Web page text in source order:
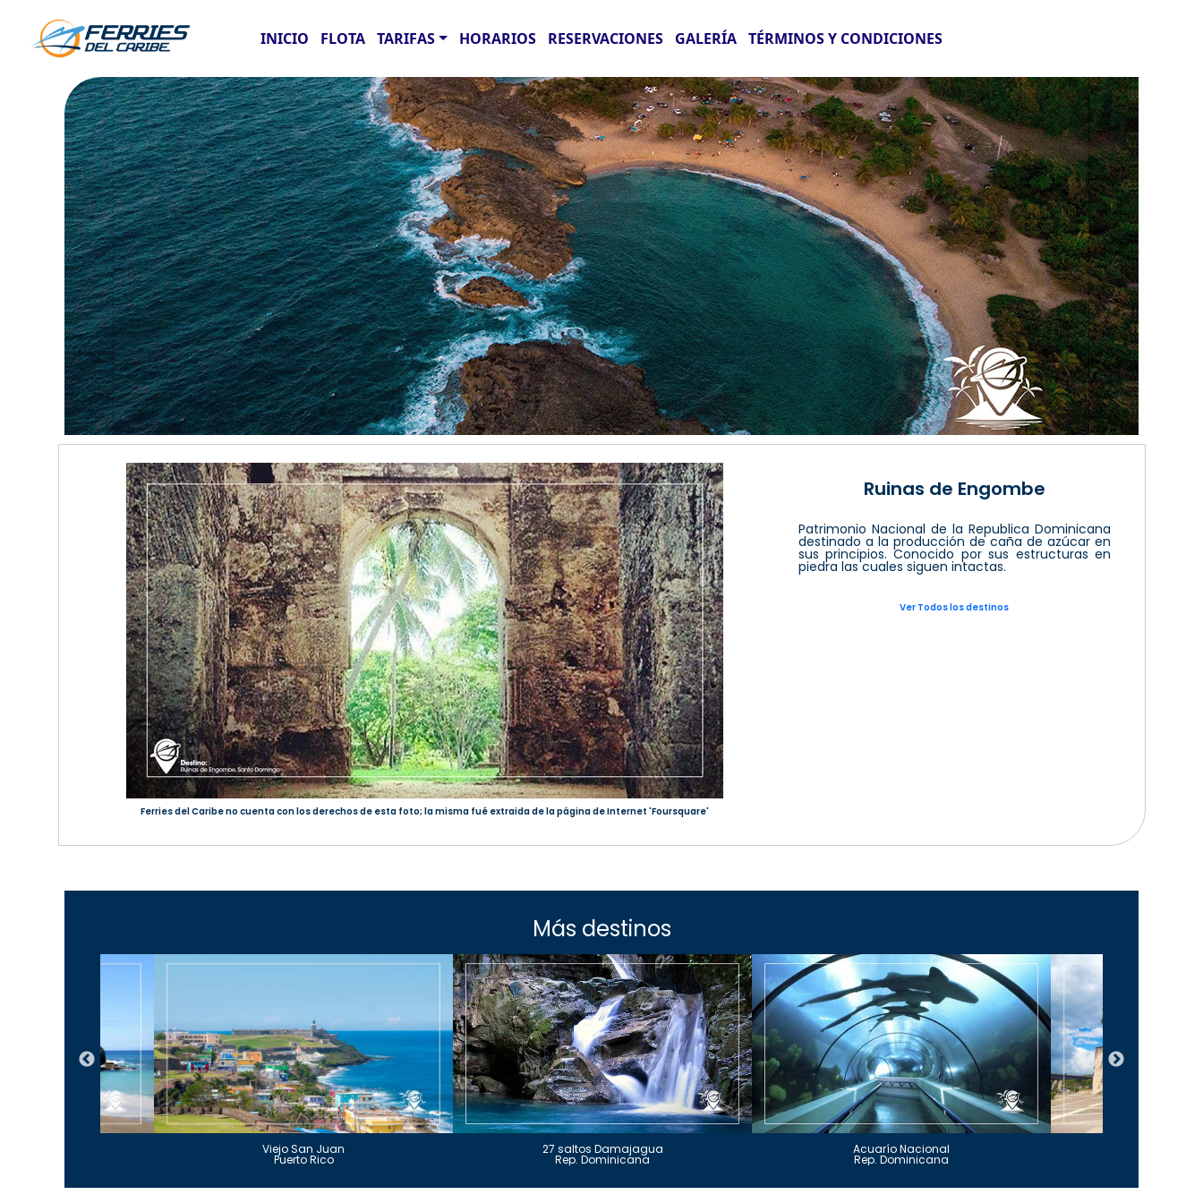
INICIO FLOTA TARIFAS HORARIOS RESERVACIONES GALERÍA TÉRMINOS Y CONDICIONES
Ferries del Caribe no cuenta con los derechos de esta foto; la misma fué extraida de la página de Internet 'Foursquare'
Ruinas de Engombe
Patrimonio Nacional de la Republica Dominicana
destinado a la producción de caña de azúcar en
sus principios. Conocido por sus estructuras en
piedra las cuales siguen intactas.
Ver Todos los destinos
Más destinos
Viejo San Juan
Puerto Rico
27 saltos Damajagua
Rep. Dominicana
Acuarío Nacional
Rep. Dominicana